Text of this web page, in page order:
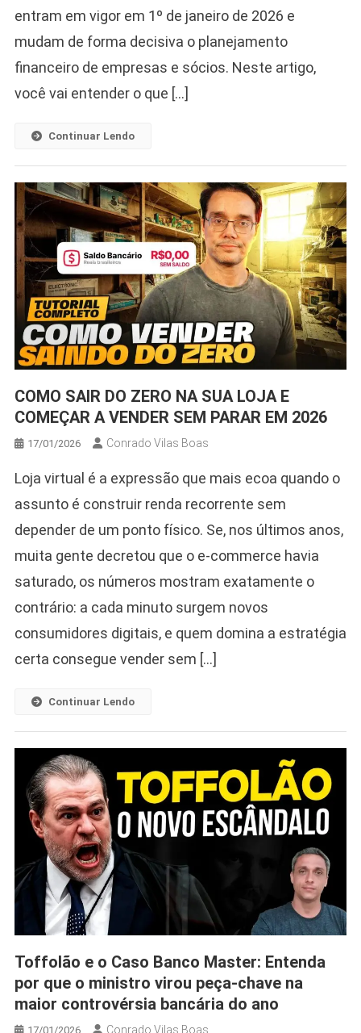
entram em vigor em 1º de janeiro de 2026 e
mudam de forma decisiva o planejamento
financeiro de empresas e sócios. Neste artigo,
você vai entender o que […]
Continuar Lendo
COMO SAIR DO ZERO NA SUA LOJA E
COMEÇAR A VENDER SEM PARAR EM 2026
17/01/2026 Conrado Vilas Boas
Loja virtual é a expressão que mais ecoa quando o
assunto é construir renda recorrente sem
depender de um ponto físico. Se, nos últimos anos,
muita gente decretou que o e-commerce havia
saturado, os números mostram exatamente o
contrário: a cada minuto surgem novos
consumidores digitais, e quem domina a estratégia
certa consegue vender sem […]
Continuar Lendo
Toffolão e o Caso Banco Master: Entenda
por que o ministro virou peça-chave na
maior controvérsia bancária do ano
17/01/2026 Conrado Vilas Boas